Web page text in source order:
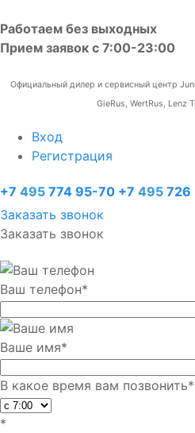
Работаем без выходных
Прием заявок с 7:00-23:00
Официальный дилер и сервисный центр
GieRus, WertRus, Lenz
Вход
Регистрация
+7 495 774 95-70 +7 495 726
Заказать звонок
Заказать звонок
Ваш телефон*
Ваше имя*
В какое время вам позвонить*
*